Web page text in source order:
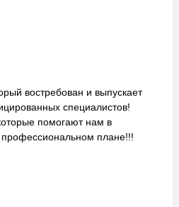
востребован и выпускает
специалистов!
помогают нам в
плане!!!